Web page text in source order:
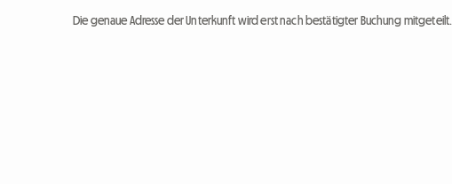
Die genaue Adresse der Unterkunft wird erst nach bestätigter Buchung mitgeteilt.